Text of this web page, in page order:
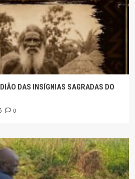
DAS INSÍGNIAS SAGRADAS DO
0